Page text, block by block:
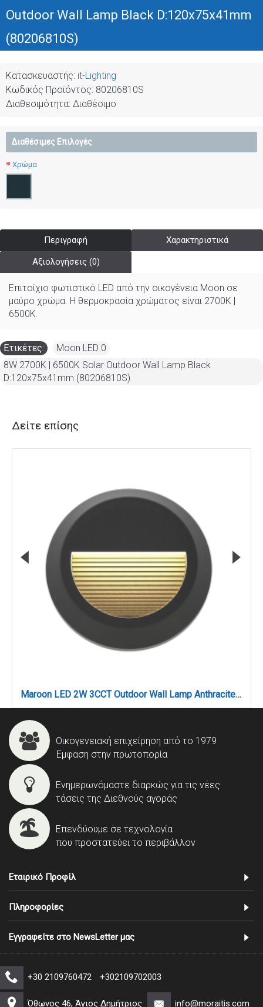
Outdoor Wall Lamp Black D:120x75x41mm
(80206810S)
Κατασκευαστής: it-Lighting
Κωδικός Προϊόντος: 80206810S
Διαθεσιμότητα: Διαθέσιμο
Διαθέσιμες Επιλογές
Χρώμα
Περιγραφή Χαρακτηριστικά
Αξιολογήσεις (0)
Επιτοίχιο φωτιστικό LED από την οικογένεια Moon σε
μαύρο χρώμα. Η θερμοκρασία χρώματος είναι 2700K |
6500K.
Ετικέτες: Moon LED 0
8W 2700K | 6500K Solar Outdoor Wall Lamp Black
D:120x75x41mm (80206810S)
Δείτε επίσης
Maroon LED 2W 3CCT Outdoor Wall Lamp Anthracite D:15cmx2.7cm (80201640)
Οικογενειακή επιχείρηση από το 1979
Έμφαση στην πρωτοπορία
Ενημερωνόμαστε διαρκώς για τις νέες
τάσεις της Διεθνούς αγοράς
Επενδύουμε σε τεχνολογία
που προστατεύει το περιβάλλον
Εταιρικό Προφίλ
Πληροφορίες
Εγγραφείτε στο NewsLetter μας
+30 2109760472 +302109702003
Όθωνος 46, Άγιος Δημήτριος info@moraitis.com